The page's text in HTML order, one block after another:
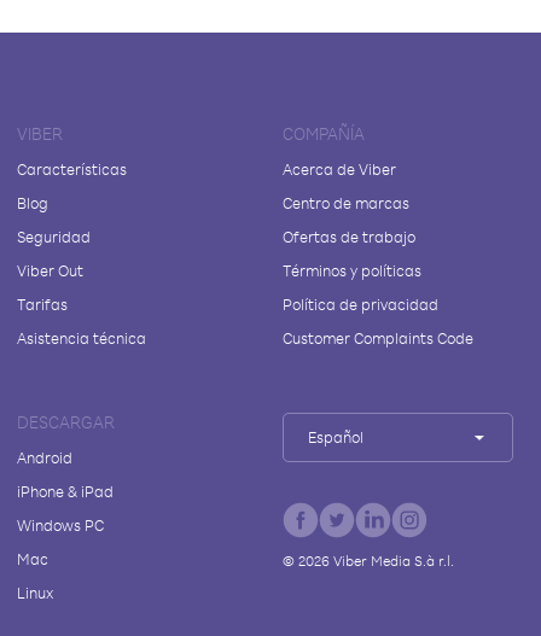
VIBER
Características
Blog
Seguridad
Viber Out
Tarifas
Asistencia técnica
COMPAÑÍA
Acerca de Viber
Centro de marcas
Ofertas de trabajo
Términos y políticas
Política de privacidad
Customer Complaints Code
DESCARGAR
Android
iPhone & iPad
Windows PC
Mac
Linux
Español
© 2026Viber Media S.à r.l.